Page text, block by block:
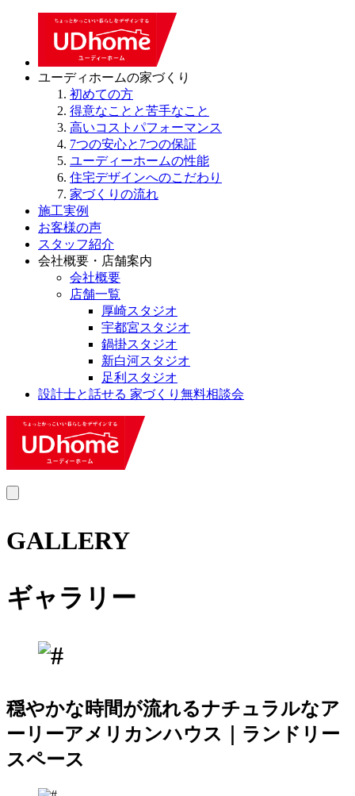
ユーディホームの家づくり
初めての方
得意なことと苦手なこと
高いコストパフォーマンス
7つの安心と7つの保証
ユーディーホームの性能
住宅デザインへのこだわり
家づくりの流れ
施工実例
お客様の声
スタッフ紹介
会社概要・店舗案内
会社概要
店舗一覧
厚崎スタジオ
宇都宮スタジオ
鍋掛スタジオ
新白河スタジオ
足利スタジオ
設計士と話せる 家づくり無料相談会
MENU
GALLERY
ギャラリー
穏やかな時間が流れるナチュラルなア
ーリーアメリカンハウス｜ランドリー
スペース